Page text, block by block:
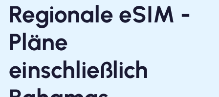
Regionale eSIM -
Pläne
einschließlich